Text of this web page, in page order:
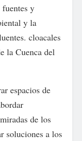
y
y la
cloacales
la Cuenca del
espacios de
de los
soluciones a los